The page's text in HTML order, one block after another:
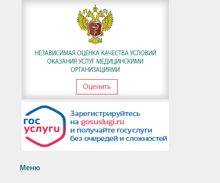
НЕЗАВИСИМАЯ ОЦЕНКА КАЧЕСТВА УСЛОВИЙ
ОКАЗАНИЯ УСЛУГ МЕДИЦИНСКИМИ
ОРГАНИЗАЦИЯМИ
Оценить
Меню